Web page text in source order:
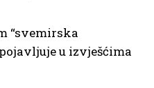
“svemirska
u izvješćima